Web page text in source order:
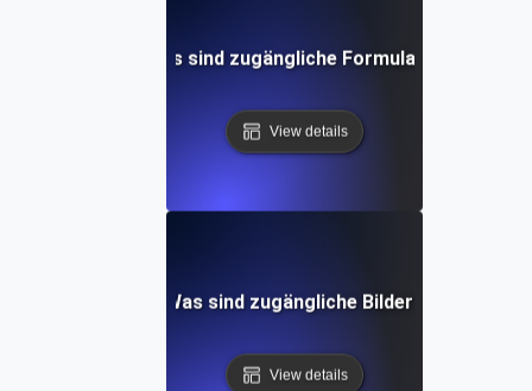
Was sind zugängliche Formulare?
View details
Was sind zugängliche Bilder?
View details